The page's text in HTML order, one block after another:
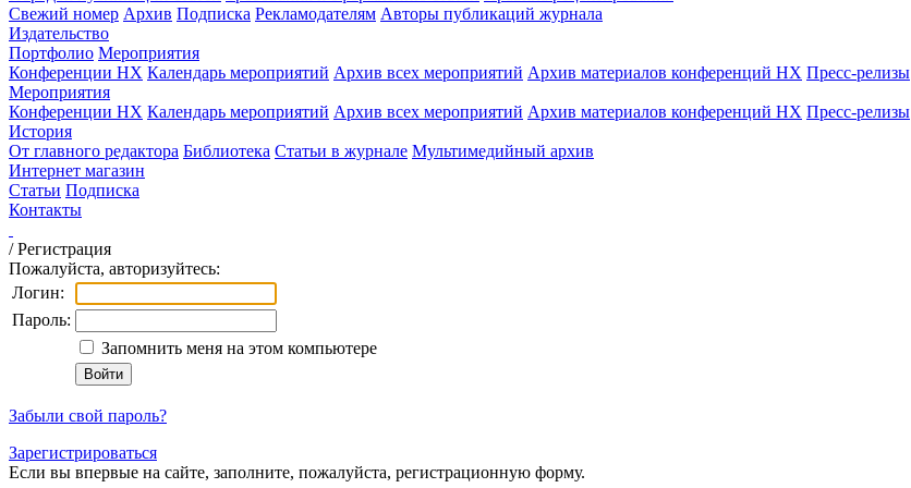
Свежий номер Архив Подписка Рекламодателям Авторы публикаций журнала
Издательство
Портфолио Мероприятия
Конференции НХ Календарь мероприятий Архив всех мероприятий Архив материалов конференций НХ Пресс-релизы
Мероприятия
Конференции НХ Календарь мероприятий Архив всех мероприятий Архив материалов конференций НХ Пресс-релизы
История
От главного редактора Библиотека Статьи в журнале Мультимедийный архив
Интернет магазин
Статьи Подписка
Контакты
/Регистрация
Пожалуйста, авторизуйтесь:
Логин:
Пароль:
Запомнить меня на этом компьютере
Забыли свой пароль?
Зарегистрироваться
Если вы впервые на сайте, заполните, пожалуйста, регистрационную форму.